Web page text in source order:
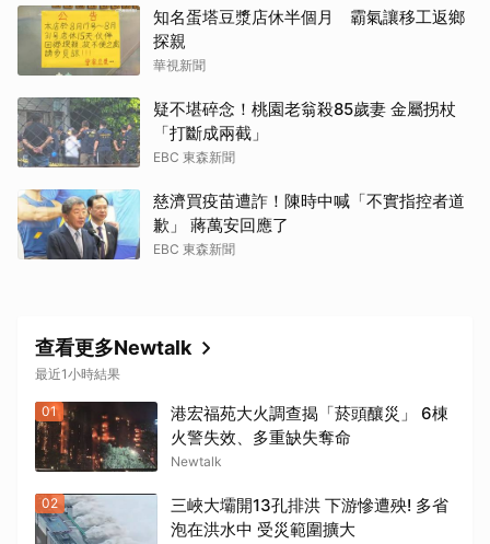
知名蛋塔豆漿店休半個月 霸氣讓移工返鄉
探親
華視新聞
疑不堪碎念！桃園老翁殺85歲妻 金屬拐杖
「打斷成兩截」
EBC 東森新聞
慈濟買疫苗遭詐！陳時中喊「不實指控者道
歉」 蔣萬安回應了
EBC 東森新聞
查看更多Newtalk
最近1小時結果
01
港宏福苑大火調查揭「菸頭釀災」 6棟
火警失效、多重缺失奪命
Newtalk
02
三峽大壩開13孔排洪 下游慘遭殃! 多省
泡在洪水中 受災範圍擴大